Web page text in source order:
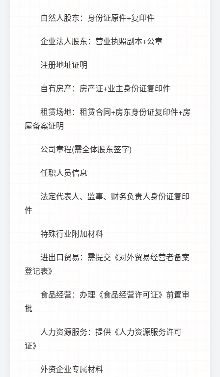
自然人股东：身份证原件+复印件
企业法人股东：营业执照副本+公章
注册地址证明
自有房产：房产证+业主身份证复印件
租赁场地：租赁合同+房东身份证复印件+房
屋备案证明
公司章程(需全体股东签字)
任职人员信息
法定代表人、监事、财务负责人身份证复印
件
特殊行业附加材料
进出口贸易：需提交《对外贸易经营者备案
登记表》
食品经营：办理《食品经营许可证》前置审
批
人力资源服务：提供《人力资源服务许可
证》
外资企业专属材料